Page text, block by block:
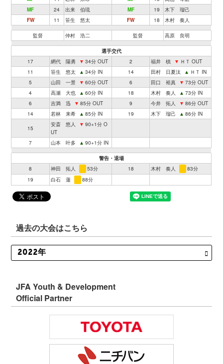
MF
24 出来 伯琉 MF 19
木下 瑠己
FW
11 笹生 悠太 FW 18 木村 奏人
監督 仲村 浩二 監督 高原 良明
選手交代
17
網代 陽勇 ▼ 34分 OUT 2 福井 槙 ▼ ＨＴ OUT
11
笹生 悠太 ▲ 34分 IN 14 田村 日夏汰 ▲ ＨＴ IN
5
山田 一景 ▼ 60分 OUT 6 田口 裕真 ▼ 73分 OUT
4
高瀬 大也 ▲ 60分 IN 18 木村 奏人 ▲ 73分 IN
6
吉満 迅 ▼ 85分 OUT 9 今井 拓人 ▼ 86分 OUT
14
若林 来希 ▲ 85分 IN 19 木下 瑠己 ▲ 86分 IN
15
安斎 悠人 ▼ 90+1分 O
UT
7
山本 叶多 ▲ 90+1分 IN
警告・退場
8
神田 拓人 53分 18 木村 奏人
83分
19
白石 蓮 88分
過去の大会はこちら
JFA Youth & Development
Official Partner